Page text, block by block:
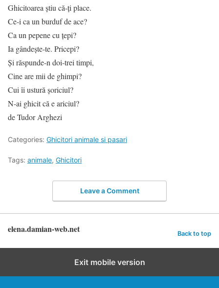
Ghicitoarea ştiu că-ţi place.
Ce-i ca un burduf de ace?
Ca un pepene cu ţepi?
Ia gândeşte-te. Pricepi?
Şi răspunde-n doi-trei timpi,
Cine are mii de ghimpi?
Cui îi ustură şoriciul?
N-ai ghicit că e ariciul?
de Tudor Arghezi
Categories: Ghicitori animale si pasari
Tags: animale, Ghicitori
Leave a Comment
elena.damian-web.net Back to top
Exit mobile version